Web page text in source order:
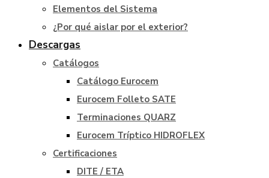
Elementos del Sistema
¿Por qué aislar por el exterior?
Descargas
Catálogos
Catálogo Eurocem
Eurocem Folleto SATE
Terminaciones QUARZ
Eurocem Tríptico HIDROFLEX
Certificaciones
DITE / ETA